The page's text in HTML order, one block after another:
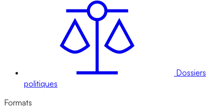
Dossiers
politiques
Formats